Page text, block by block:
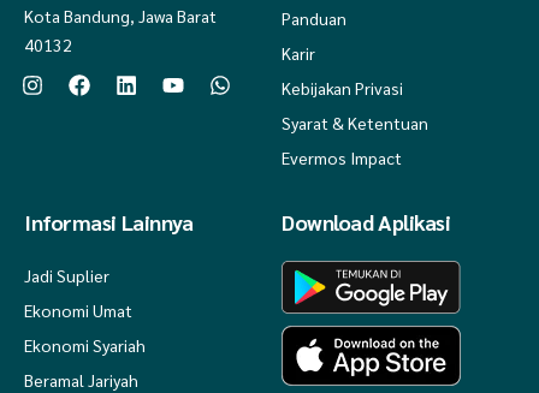
Kota Bandung, Jawa Barat
40132
Panduan
Karir
Kebijakan Privasi
Syarat & Ketentuan
Evermos Impact
Informasi Lainnya
Jadi Suplier
Ekonomi Umat
Ekonomi Syariah
Beramal Jariyah
Download Aplikasi